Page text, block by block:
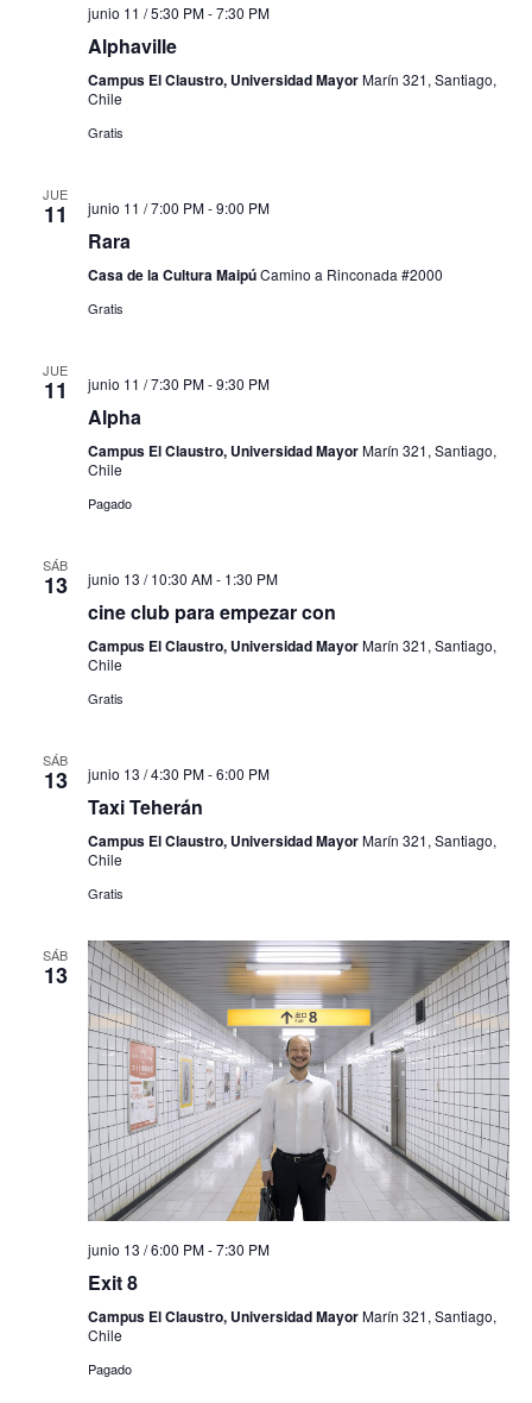
junio 11 / 5:30 PM-7:30 PM
Alphaville
Campus El Claustro, Universidad MayorMarín 321, Santiago,
Chile
Gratis
JUE
11 junio 11 / 7:00 PM-9:00 PM
Rara
Casa de la Cultura MaipúCamino a Rinconada #2000
Gratis
JUE
11 junio 11 / 7:30 PM-9:30 PM
Alpha
Campus El Claustro, Universidad MayorMarín 321, Santiago,
Chile
Pagado
SÁB
13 junio 13 / 10:30 AM- 1:30 PM
cine club para empezar con
Campus El Claustro, Universidad MayorMarín 321, Santiago,
Chile
Gratis
SÁB
13 junio 13 / 4:30 PM-6:00 PM
Taxi Teherán
Campus El Claustro, Universidad MayorMarín 321, Santiago,
Chile
Gratis
SÁB
13
junio 13 / 6:00 PM-7:30 PM
Exit 8
Campus El Claustro, Universidad MayorMarín 321, Santiago,
Chile
Pagado